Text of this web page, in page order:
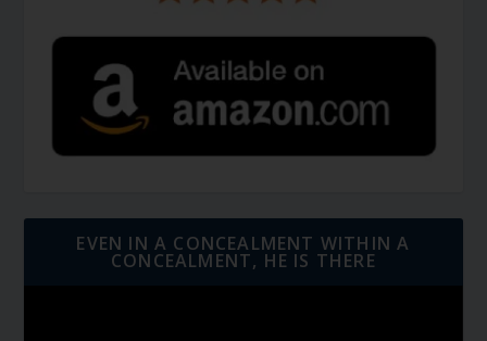
EVEN IN A CONCEALMENT WITHIN A
CONCEALMENT, HE IS THERE